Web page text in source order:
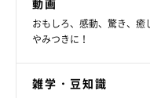
動画
おもしろ、感動、驚き、
やみつきに！
雑学・豆知識